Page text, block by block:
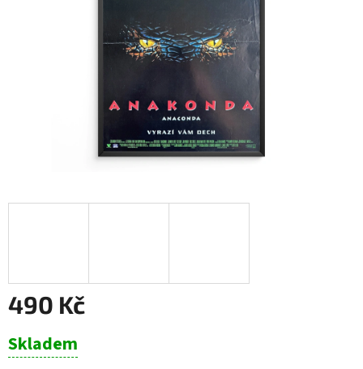
490 Kč
cena:
Skladem